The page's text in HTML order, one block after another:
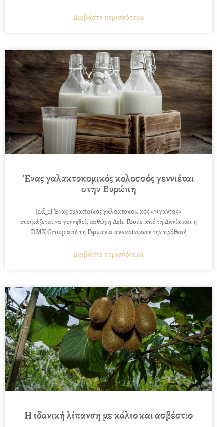
Διαβάστε περισσότερα
Ένας γαλακτοκομικός κολοσσός γεννιέται
στην Ευρώπη
[ad_1] Ένας ευρωπαϊκός γαλακτοκομικός «γίγαντας»
ετοιμάζεται να γεννηθεί, καθώς η Arla Foods από τη Δανία και η
DMK Group από τη Γερμανία ανακοίνωσαν την πρόθεσή
Διαβάστε περισσότερα
Η ιδανική λίπανση με κάλιο και ασβέστιο